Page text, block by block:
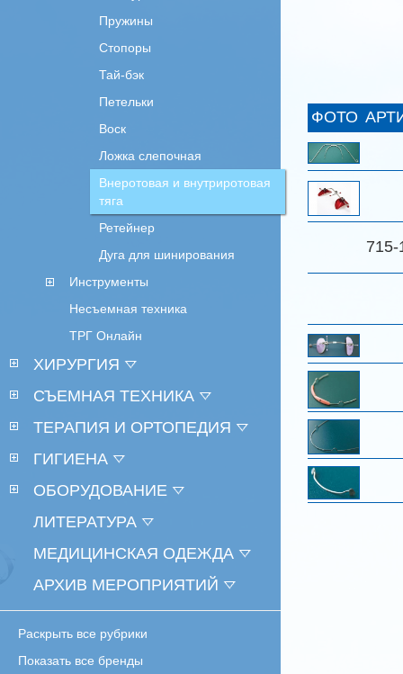
Пружины
Стопоры
Тай-бэк
Петельки
Воск
Ложка слепочная
Внеротовая и внутриротовая
тяга
Ретейнер
Дуга для шинирования
Инструменты
Несъемная техника
ТРГ Онлайн
ХИРУРГИЯ
СЪЕМНАЯ ТЕХНИКА
ТЕРАПИЯ И ОРТОПЕДИЯ
ГИГИЕНА
ОБОРУДОВАНИЕ
ЛИТЕРАТУРА
МЕДИЦИНСКАЯ ОДЕЖДА
АРХИВ МЕРОПРИЯТИЙ
Раскрыть все рубрики
Показать все бренды
ФОТО
715-